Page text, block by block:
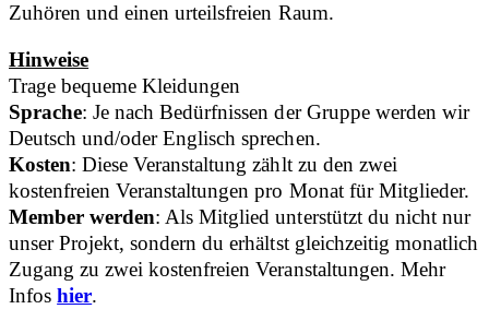
Zuhören und einen urteilsfreien Raum.
Hinweise
Trage bequeme Kleidungen
Sprache: Je nach Bedürfnissen der Gruppe werden wir
Deutsch und/oder Englisch sprechen.
Kosten: Diese Veranstaltung zählt zu den zwei
kostenfreien Veranstaltungen pro Monat für Mitglieder.
Member werden: Als Mitglied unterstützt du nicht nur
unser Projekt, sondern du erhältst gleichzeitig monatlich
Zugang zu zwei kostenfreien Veranstaltungen. Mehr
Infoshier.